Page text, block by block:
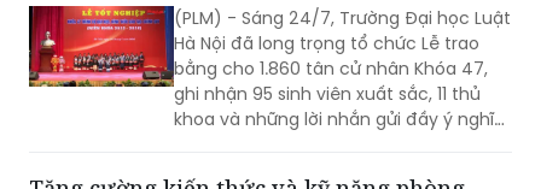
Trường Đại học Luật Hà Nội trao bằng tốt
nghiệp cho 1.860 tân cử nhân Khóa 47
(PLM) - Sáng 24/7, Trường Đại học Luật
Hà Nội đã long trọng tổ chức Lễ trao
ghi nhận 95 sinh viên xuất sắc, 11 thủ